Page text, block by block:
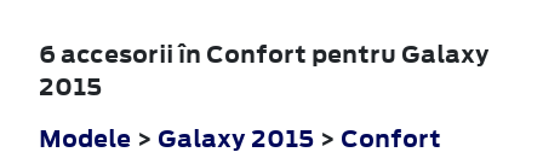
6 accesorii în Confort pentru Galaxy
2015
Modele > Galaxy 2015 > Confort